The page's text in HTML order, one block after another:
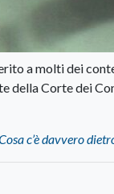
a molti dei
della Corte dei
c’è davvero